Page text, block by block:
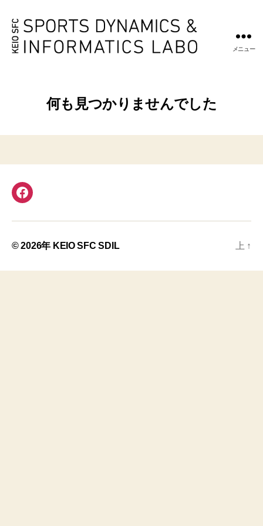
メニュー
何も見つかりませんでした
Facebook
© 2026年 KEIO SFC SDIL 上 ↑